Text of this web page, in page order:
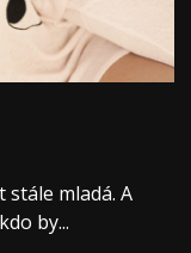
stále mladá. A
by...